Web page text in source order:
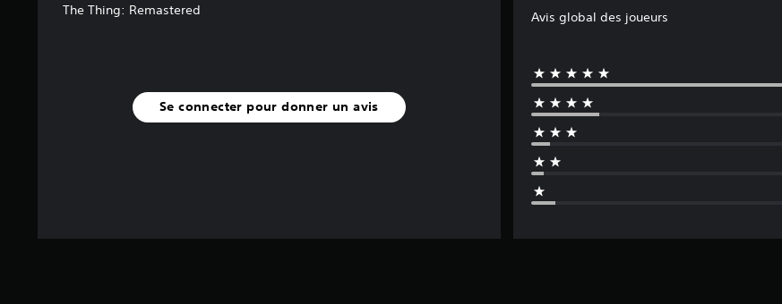
s
The Thing: Remastered
Se connecter pour donner un avis
Avis global des joueurs